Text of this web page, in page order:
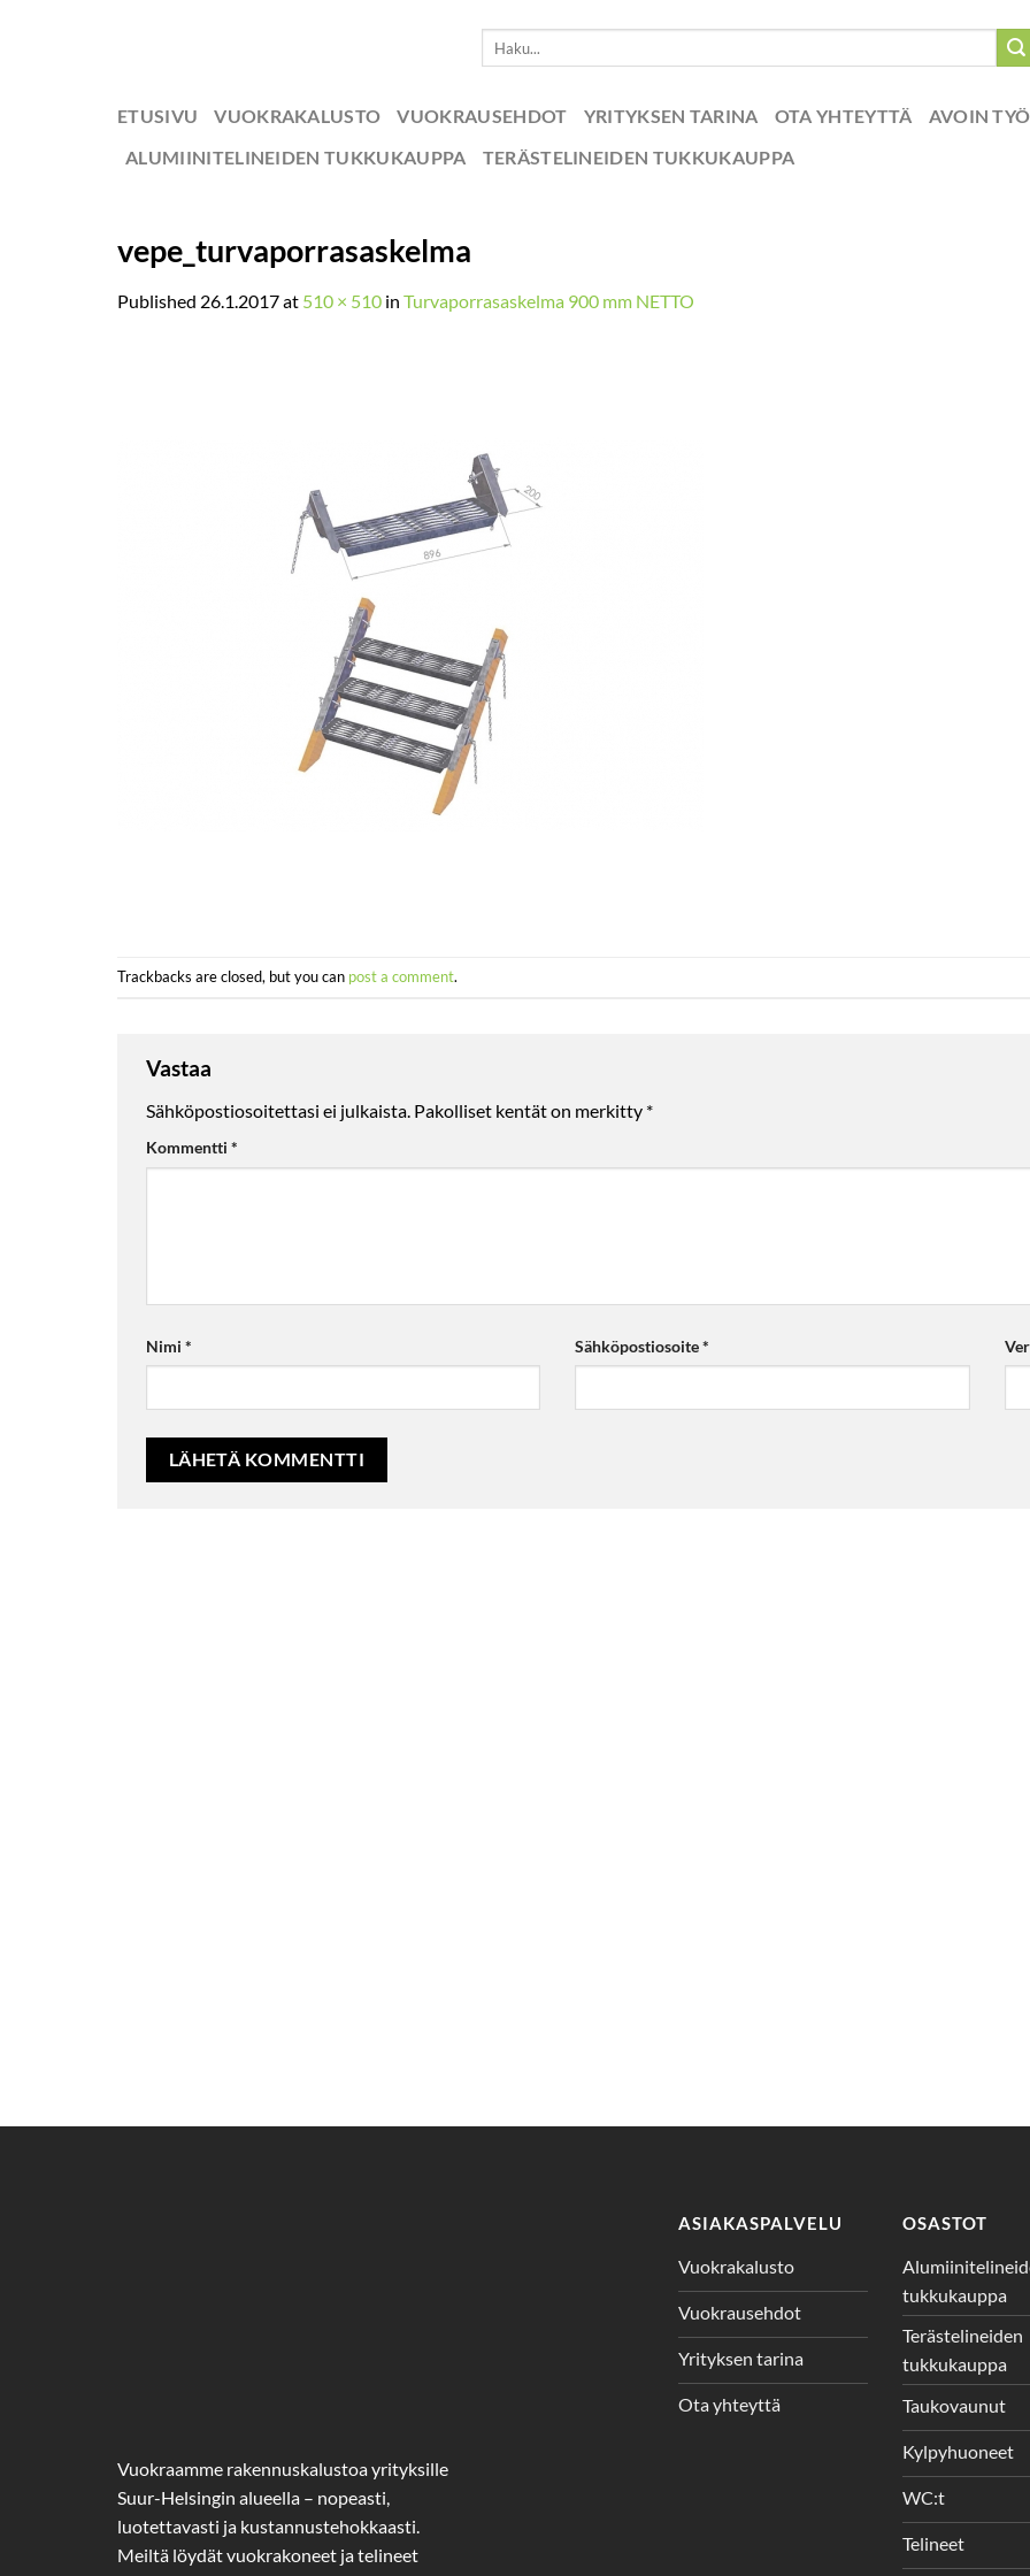
ETUSIVU VUOKRAKALUSTO VUOKRAUSEHDOT YRITYKSEN TARINA OTA YHTEYTTÄ
AVOIN
ALUMIINITELINEIDEN TUKKUKAUPPA
TERÄSTELINEIDEN TUKKUKAUPPA
vepe_turvaporrasaskelma
Published 26.1.2017at 510 × 510 in Turvaporrasaskelma 900 mm NETTO
Trackbacks are closed, but you can post a comment.
Vastaa
Sähköpostiosoitettasi ei julkaista. Pakolliset kentät on merkitty *
Kommentti *
Nimi * Sähköpostiosoite*
Vuokraamme rakennuskalustoa yrityksille
Suur-Helsingin alueella – nopeasti,
luotettavasti ja kustannustehokkaasti.
Meiltä löydät vuokrakoneet ja telineet
ASIAKASPALVELU
Vuokrakalusto
Vuokrausehdot
Yrityksen tarina
Ota yhteyttä
OSASTOT
tukkukauppa
Terästelineiden
tukkukauppa
Taukovaunut
Kylpyhuoneet
WC:t
Telineet